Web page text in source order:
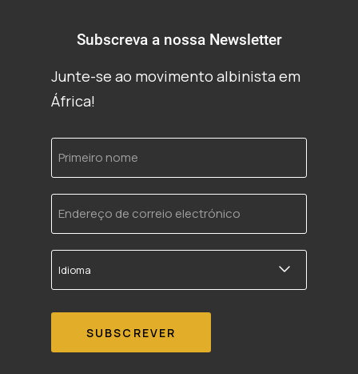
Subscreva a nossa Newsletter
Junte-se ao movimento albinista em
África!
Primeiro
nome
Endereço
de
correio
electrónico
Idioma